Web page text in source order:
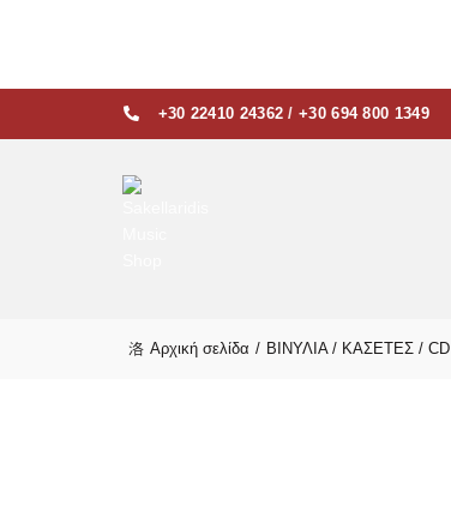
+30 22410 24362 /+30 694 800 1349
Αρχική σελίδα ΒΙΝΥΛΙΑ / ΚΑΣΕΤΕΣ / CD